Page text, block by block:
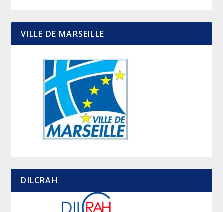
VILLE DE MARSEILLE
DILCRAH